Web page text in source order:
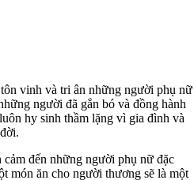
vinh và tri ân những người phụ nữ
người đã gắn bó và đồng hành
hy sinh thầm lặng vì gia đình và
đến những người phụ nữ đặc
món ăn cho người thương sẽ là một